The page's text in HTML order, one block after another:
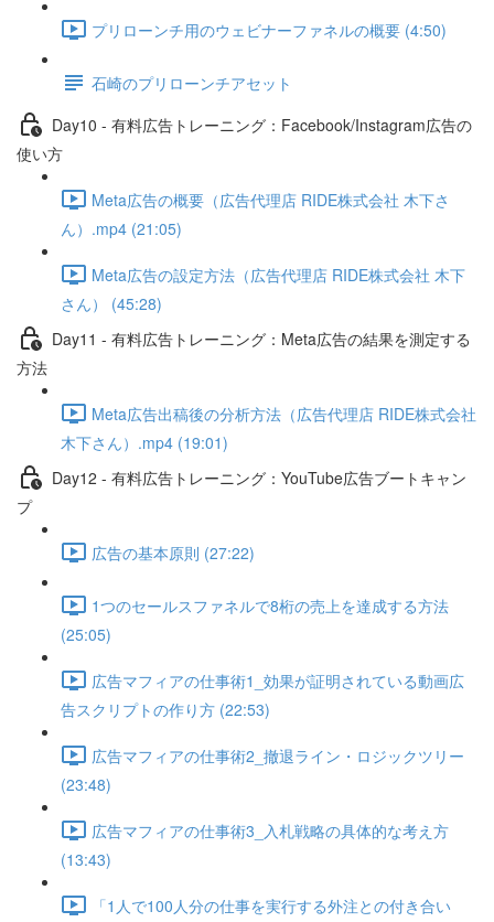
プリローンチ用のウェビナーファネルの概要 (4:50)
石崎のプリローンチアセット
Day10 - 有料広告トレーニング：Facebook/Instagram広告の
使い方
Meta広告の概要（広告代理店 RIDE株式会社 木下さ
ん）.mp4 (21:05)
Meta広告の設定方法（広告代理店 RIDE株式会社 木下
さん） (45:28)
Day11 - 有料広告トレーニング：Meta広告の結果を測定する
方法
Meta広告出稿後の分析方法（広告代理店 RIDE株式会社
木下さん）.mp4 (19:01)
Day12 - 有料広告トレーニング：YouTube広告ブートキャン
プ
広告の基本原則 (27:22)
1つのセールスファネルで8桁の売上を達成する方法
(25:05)
広告マフィアの仕事術1_効果が証明されている動画広
告スクリプトの作り方 (22:53)
広告マフィアの仕事術2_撤退ライン・ロジックツリー
(23:48)
広告マフィアの仕事術3_入札戦略の具体的な考え方
(13:43)
「1人で100人分の仕事を実行する外注との付き合い